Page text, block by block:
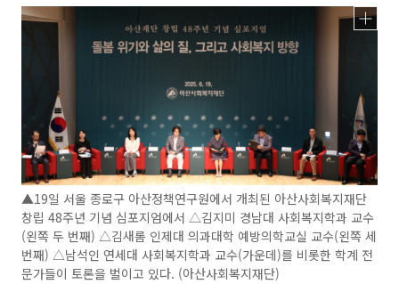
▲19일 서울 종로구 아산정책연구원에서 개최된 아산사회복지재단
창립 48주년 기념 심포지엄에서 △김지미 경남대 사회복지학과 교수
(왼쪽 두 번째) △김새롬 인제대 의과대학 예방의학교실 교수(왼쪽 세
번째) △남석인 연세대 사회복지학과 교수(가운데)를 비롯한 학계 전
문가들이 토론을 벌이고 있다. (아산사회복지재단)